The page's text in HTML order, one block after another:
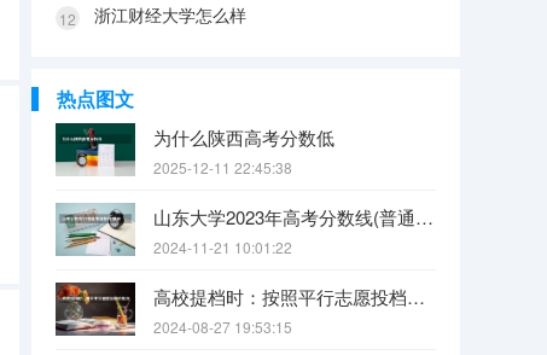
浙江财经大学怎么样
热点图文
为什么陕西高考分数低
2025-12-11 22:45:38
山东大学2023年高考分数线(普通文理)（免费二本和三本的区别）
2024-11-21 10:01:22
高校提档时：按照平行志愿投档的批次，调档比例原则上控制在105%以内。请问这句话是什么意思呢？
2024-08-27 19:53:15